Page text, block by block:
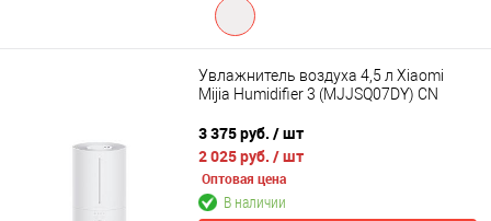
Увлажнитель воздуха 4,5 л Xiaomi
Mijia Humidifier 3 (MJJSQ07DY) CN
3 375 руб. / шт
2 025 руб. / шт
Оптовая цена
В наличии